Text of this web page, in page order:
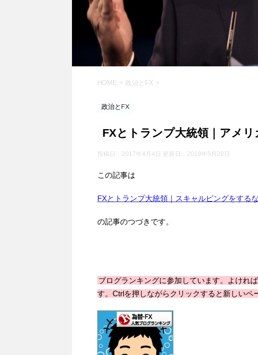
HOME > 政治とFX >
政治とFX
FXとトランプ大統領｜アメリ
投稿日：2017年4月4日 更新日： 2019年5月28日
この記事は
FXとトランプ大統領｜スキャルピングをする
の記事のつづきです。
ブログランキングに参加しています。よけれ
す。Ctrlを押しながらクリックすると新しいペ